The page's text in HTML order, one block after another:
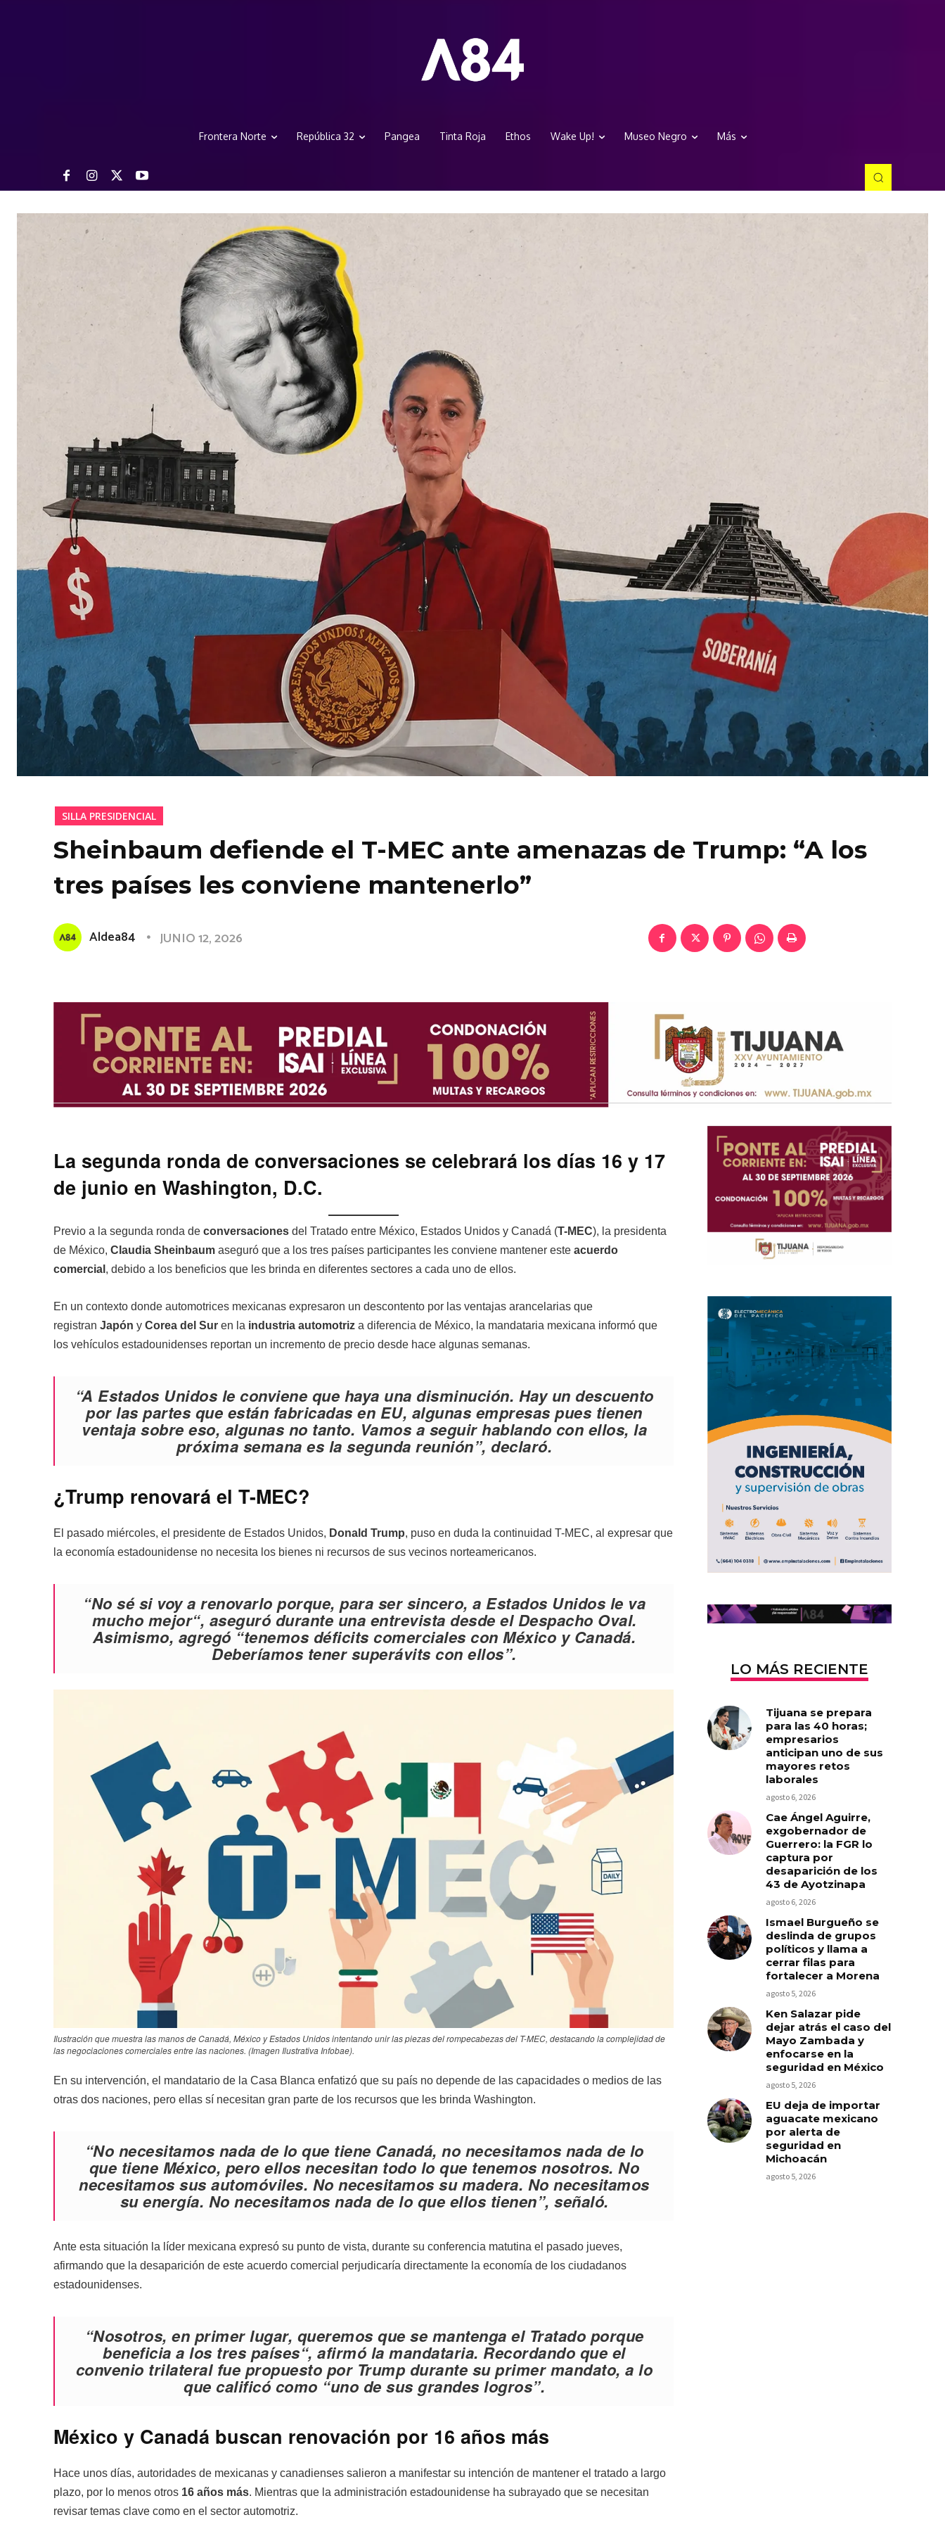
Frontera Norte República 32 Pangea Tinta Roja Ethos Wake Up! Museo Negro Más
SILLA PRESIDENCIAL
Sheinbaum defiende el T-MEC ante amenazas de Trump: “A los
tres países les conviene mantenerlo”
Aldea84 JUNIO 12, 2026
La segunda ronda de conversaciones se celebrará los días 16 y 17
de junio en Washington, D.C.
Previo a la segunda ronda de conversaciones del Tratado entre México, Estados Unidos y Canadá (T-MEC), la presidenta
de México, Claudia Sheinbaum aseguró que a los tres países participantes les conviene mantener este acuerdo
comercial , debido a los beneficios que les brinda en diferentes sectores a cada uno de ellos.
En un contexto donde automotrices mexicanas expresaron un descontento por las ventajas arancelarias que
registran Japón y Corea del Sur en la industria automotriz a diferencia de México, la mandataria mexicana informó que
los vehículos estadounidenses reportan un incremento de precio desde hace algunas semanas.
“A Estados Unidos le conviene que haya una disminución. Hay un descuento
por las partes que están fabricadas en EU, algunas empresas pues tienen
ventaja sobre eso, algunas no tanto. Vamos a seguir hablando con ellos, la
próxima semana es la segunda reunión”, declaró.
¿Trump renovará el T-MEC?
El pasado miércoles, el presidente de Estados Unidos, Donald Trump, puso en duda la continuidad T-MEC, al expresar que
la economía estadounidense no necesita los bienes ni recursos de sus vecinos norteamericanos.
“No sé si voy a renovarlo porque, para ser sincero, a Estados Unidos le va
mucho mejor“, aseguró durante una entrevista desde el Despacho Oval.
Asimismo, agregó “tenemos déficits comercialescon México y Canadá.
Deberíamos tener superávits con ellos”.
Ilustración que muestra las manos de Canadá, México y Estados Unidos intentando unir las piezas del rompecabezas del T-MEC, destacando la complejidad de
las negociaciones comerciales entre las naciones. (Imagen Ilustrativa Infobae).
En su intervención, el mandatario de la Casa Blanca enfatizó que su país no depende de las capacidades o medios de las
otras dos naciones, pero ellas sí necesitan gran parte de los recursos que les brinda Washington.
“No necesitamos nada de lo que tiene Canadá, no necesitamos nada de lo
que tiene México, pero ellos necesitan todo lo que tenemos nosotros. No
necesitamos sus automóviles. No necesitamos su madera. No necesitamos
su energía. No necesitamos nada de lo que ellos tienen”, señaló.
Ante esta situación la líder mexicana expresó su punto de vista, durante su conferencia matutina el pasado jueves,
afirmando que la desaparición de este acuerdo comercial perjudicaría directamente la economía de los ciudadanos
estadounidenses.
“Nosotros, en primer lugar, queremos que se mantenga el Tratado porque
beneficia a los tres países“, afirmó la mandataria. Recordando que el
convenio trilateral fue propuesto por Trump durante su primer mandato, a lo
que calificó como “uno de sus grandes logros”.
México y Canadá buscan renovación por 16 años más
Hace unos días, autoridades de mexicanas y canadienses salieron a manifestar su intención de mantener el tratado a largo
plazo, por lo menos otros 16 años más. Mientras que la administración estadounidense ha subrayado que se necesitan
revisar temas clave como en el sector automotriz.
LO MÁS RECIENTE
Tijuana se prepara
para las 40 horas;
empresarios
anticipan uno de sus
mayores retos
laborales
agosto 6, 2026
Cae Ángel Aguirre,
exgobernador de
Guerrero: la FGR lo
captura por
desaparición de los
43 de Ayotzinapa
agosto 6, 2026
Ismael Burgueño se
deslinda de grupos
políticos y llama a
cerrar filas para
fortalecer a Morena
agosto 5, 2026
Ken Salazar pide
dejar atrás el caso del
Mayo Zambada y
enfocarse en la
seguridad en México
agosto 5, 2026
EU deja de importar
aguacate mexicano
por alerta de
seguridad en
Michoacán
agosto 5, 2026